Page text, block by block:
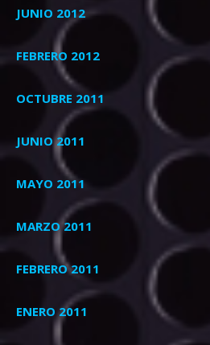
JUNIO 2012
FEBRERO 2012
OCTUBRE 2011
JUNIO 2011
MAYO 2011
MARZO 2011
FEBRERO 2011
ENERO 2011